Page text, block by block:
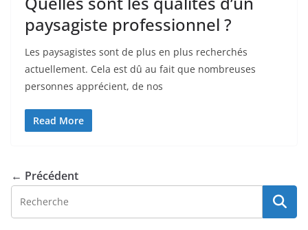
paysagiste professionnel ?
Les paysagistes sont de plus en plus recherchés
actuellement. Cela est dû au fait que nombreuses
personnes apprécient, de nos
Read More
← Précédent